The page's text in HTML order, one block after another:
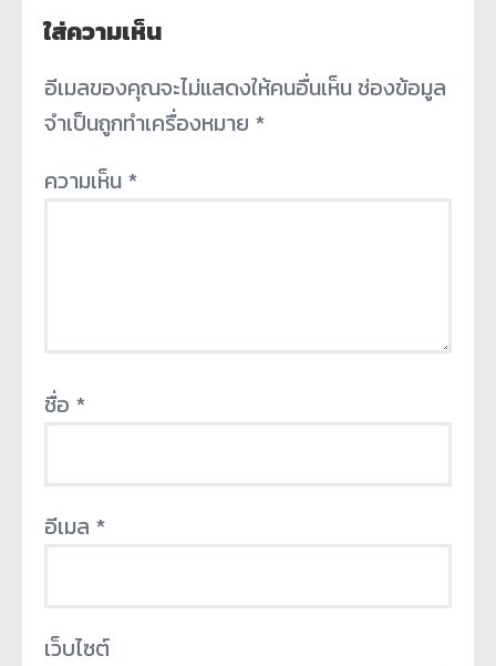
ใส่ความเห็น
อีเมลของคุณจะไม่แสดงให้คนอื่นเห็น ช่องข้อมูล
จำเป็นถูกทำเครื่องหมาย *
ความเห็น *
ชื่อ *
อีเมล *
เว็บไซต์